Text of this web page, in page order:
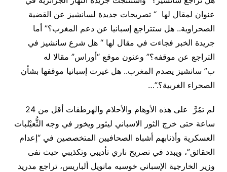
عنوان لمقال لها “ تصريحات جديدة لسانشيز عن القضية
الصحراوية.. هل ستتراجع إسبانيا عن دعم المغرب؟” أما
جريدة الخبر فجاءت في مقال لها “ هل شرع سانشيز في
التراجع عن موقفه؟” وعنون موقع “أوراس” مقالا له
ب” سانشيز يصدم المغرب.. هل غيرت إسبانيا موقفها بشأن
الصحراء الغربية؟.”…
لم تمُرَّ على هذه الأوهام والأحلام والهرطقات أقل من 24
ساعة حتى خرج الثور الاسباني ليثور ويخور في وجه الثُّعيْلبات
العسكرية وأذنابهم أشباه الصحافيين المتخصصين في “إعدام
الحقائق”، ويبدد في تصريح ناري تأديبي وتكذيبي حيث نفى
وزير الخارجية الإسباني خوسيه مانويل ألباريس، تراجع مدريد